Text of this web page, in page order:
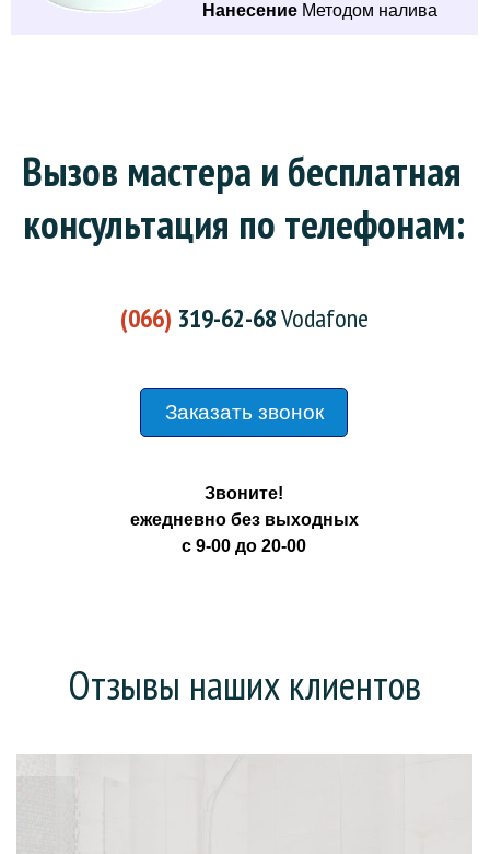
Нанесение Методом налива
Вызов мастера и бесплатная
консультация по телефонам:
(066) 319-62-68Vodafone
Заказать звонок
Звоните!
ежедневно без выходных
с 9-00 до 20-00
Отзывы наших клиентов